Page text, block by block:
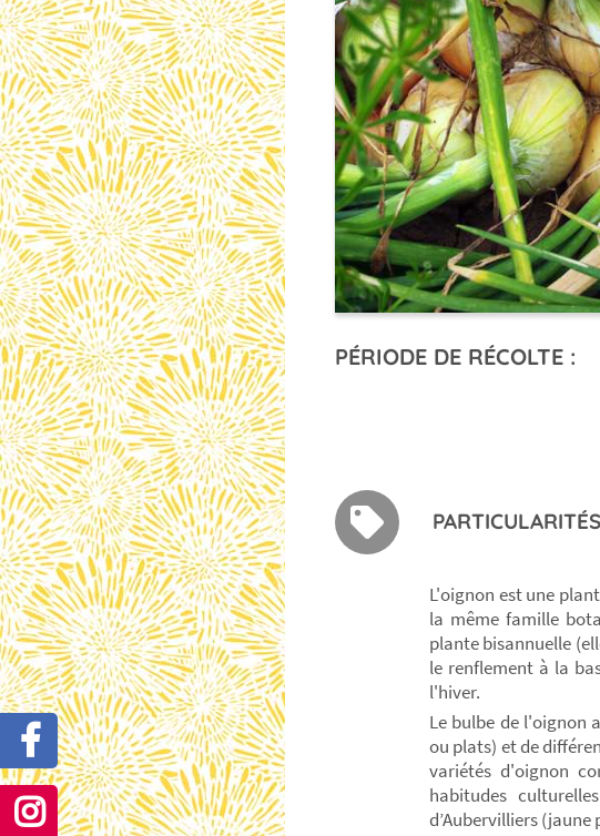
PÉRIODE DE RÉCOLTE :
PARTICULARITÉS
L'oignon est une
la même famille
plante bisannuelle
le renflement à la
l'hiver.
Le bulbe de l'oignon
ou plats) et de
variétés d'oignon
habitudes
d’Aubervilliers (jaune